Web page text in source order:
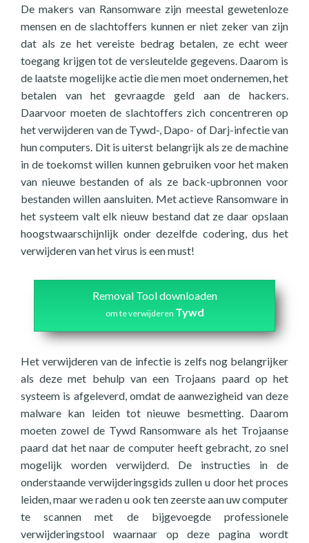
De makers van Ransomware zijn meestal gewetenloze
mensen en de slachtoffers kunnen er niet zeker van zijn
dat als ze het vereiste bedrag betalen, ze echt weer
toegang krijgen tot de versleutelde gegevens. Daarom is
de laatste mogelijke actie die men moet ondernemen, het
betalen van het gevraagde geld aan de hackers.
Daarvoor moeten de slachtoffers zich concentreren op
het verwijderen van de Tywd-, Dapo- of Darj-infectie van
hun computers. Dit is uiterst belangrijk als ze de machine
in de toekomst willen kunnen gebruiken voor het maken
van nieuwe bestanden of als ze back-upbronnen voor
bestanden willen aansluiten. Met actieve Ransomware in
het systeem valt elk nieuw bestand dat ze daar opslaan
hoogstwaarschijnlijk onder dezelfde codering, dus het
verwijderen van het virus is een must!
Removal Tool downloaden
om te verwijderen Tywd
Het verwijderen van de infectie is zelfs nog belangrijker
als deze met behulp van een Trojaans paard op het
systeem is afgeleverd, omdat de aanwezigheid van deze
malware kan leiden tot nieuwe besmetting. Daarom
moeten zowel de Tywd Ransomware als het Trojaanse
paard dat het naar de computer heeft gebracht, zo snel
mogelijk worden verwijderd. De instructies in de
onderstaande verwijderingsgids zullen u door het proces
leiden, maar we raden u ook ten zeerste aan uw computer
te scannen met de bijgevoegde professionele
verwijderingstool waarnaar op deze pagina wordt